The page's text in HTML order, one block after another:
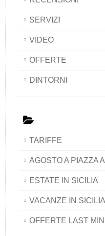
SERVIZI
VIDEO
OFFERTE
DINTORNI
TARIFFE
AGOSTO A PIAZZA
ESTATE IN SICILIA
VACANZE IN SICILIA
OFFERTE LAST